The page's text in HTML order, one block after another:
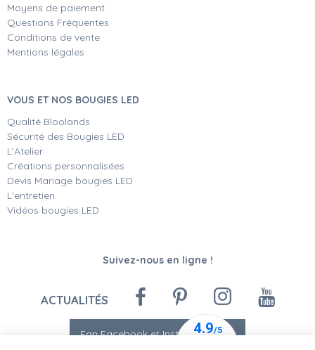
Moyens de paiement
Questions Fréquentes
Conditions de vente
Mentions légales
VOUS ET NOS BOUGIES LED
Qualité Bloolands
Sécurité des Bougies LED
L'Atelier
Créations personnalisées
Devis Mariage bougies LED
L'entretien
Vidéos bougies LED
Suivez-nous en ligne !
ACTUALITÉS
Fan Facebook et Instagram-10%